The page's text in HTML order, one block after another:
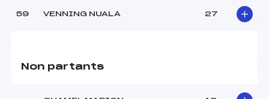
59 VENNING NUALA 27
Non partants